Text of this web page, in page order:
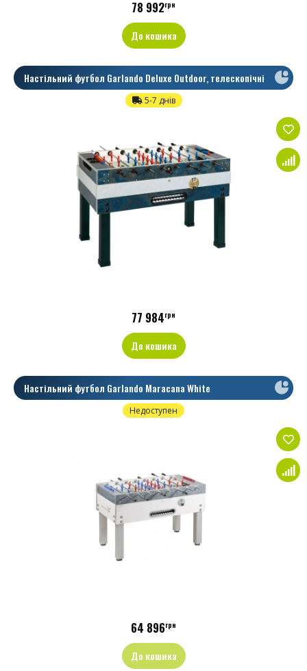
78 992грн
До кошика
Настільний футбол Garlando Deluxe Outdoor, телескопічні
5-7 днів
77 984грн
До кошика
Настільний футбол Garlando Maracana White
Недоступен
64 896грн
До кошика